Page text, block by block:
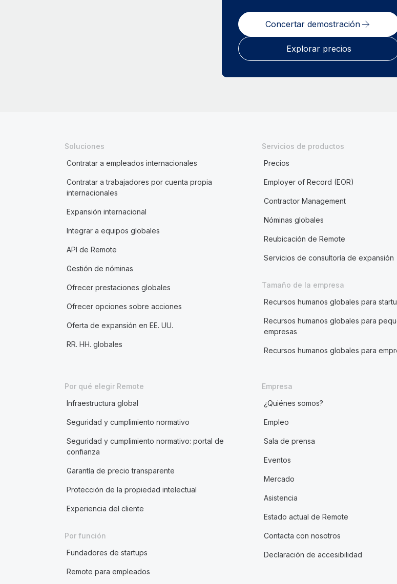
Concertar demostración
Explorar precios
Soluciones
Contratar a empleados internacionales
Contratar a trabajadores por cuenta propia
internacionales
Expansión internacional
Integrar a equipos globales
API de Remote
Gestión de nóminas
Ofrecer prestaciones globales
Ofrecer opciones sobre acciones
Oferta de expansión en EE. UU.
RR. HH. globales
Servicios de productos
Precios
Employer of Record (EOR)
Contractor Management
Nóminas globales
Reubicación de Remote
Servicios de consultoría de expansión
Tamaño de la empresa
Recursos humanos globales para
Recursos humanos globales para
empresas
Recursos humanos globales para
Por qué elegir Remote
Infraestructura global
Seguridad y cumplimiento normativo
Seguridad y cumplimiento normativo: portal de
confianza
Garantía de precio transparente
Protección de la propiedad intelectual
Experiencia del cliente
Por función
Fundadores de startups
Remote para empleados
Empresa
¿Quiénes somos?
Empleo
Sala de prensa
Eventos
Mercado
Asistencia
Estado actual de Remote
Contacta con nosotros
Declaración de accesibilidad